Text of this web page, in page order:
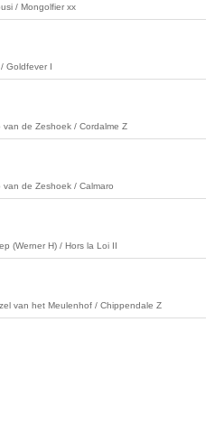
/ Mongolfier xx
Goldfever I
de Zeshoek / Cordalme Z
de Zeshoek / Calmaro
(Werner H) / Hors la Loi II
van het Meulenhof / Chippendale Z